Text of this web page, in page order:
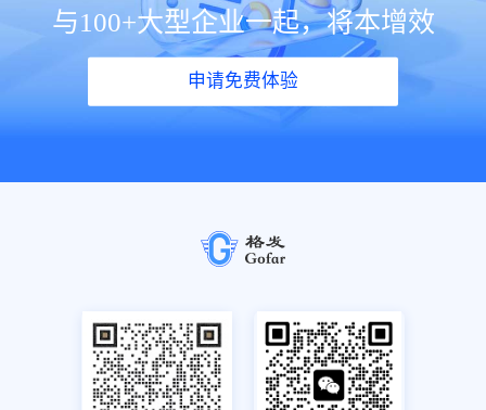
与100+大型企业一起，将本增效
申请免费体验